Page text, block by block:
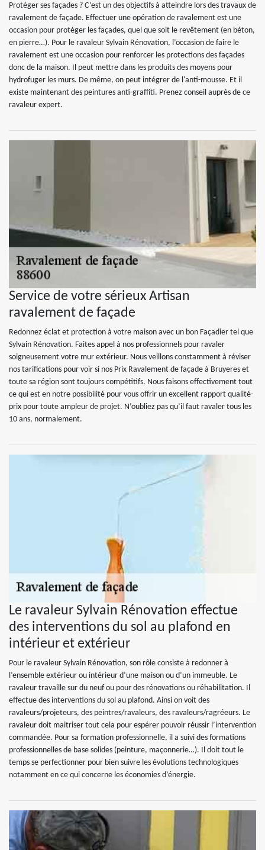
Protéger ses façades ? C’est un des objectifs à atteindre lors des travaux de
ravalement de façade. Effectuer une opération de ravalement est une
occasion pour protéger les façades, quel que soit le revêtement (en béton,
en pierre…). Pour le ravaleur Sylvain Rénovation, l’occasion de faire le
ravalement est une occasion pour renforcer les protections des façades
donc de la maison. Il peut mettre dans les produits des moyens pour
hydrofuger les murs. De même, on peut intégrer de l'anti-mousse. Et il
existe maintenant des peintures anti-graffiti. Prenez conseil auprès de ce
ravaleur expert.
Service de votre sérieux Artisan
ravalement de façade
Redonnez éclat et protection à votre maison avec un bon Façadier tel que
Sylvain Rénovation. Faites appel à nos professionnels pour ravaler
soigneusement votre mur extérieur. Nous veillons constamment à réviser
nos tarifications pour voir si nos Prix Ravalement de façade à Bruyeres et
toute sa région sont toujours compétitifs. Nous faisons effectivement tout
ce qui est en notre possibilité pour vous offrir un excellent rapport qualité-
prix pour toute ampleur de projet. N’oubliez pas qu’il faut ravaler tous les
10 ans, normalement.
Le ravaleur Sylvain Rénovation effectue
des interventions du sol au plafond en
intérieur et extérieur
Pour le ravaleur Sylvain Rénovation, son rôle consiste à redonner à
l’ensemble extérieur ou intérieur d’une maison ou d’un immeuble. Le
ravaleur travaille sur du neuf ou pour des rénovations ou réhabilitation. Il
effectue des interventions du sol au plafond. Ainsi on voit des
ravaleurs/projeteurs, des peintres/ravaleurs, des ravaleurs/ragréeurs. Le
ravaleur doit maitriser tout cela pour espérer pouvoir réussir l’intervention
commandée. Pour sa formation professionnelle, il a suivi des formations
professionnelles de base solides (peinture, maçonnerie…). Il doit tout le
temps se perfectionner pour bien suivre les évolutions technologiques
notamment en ce qui concerne les économies d’énergie.